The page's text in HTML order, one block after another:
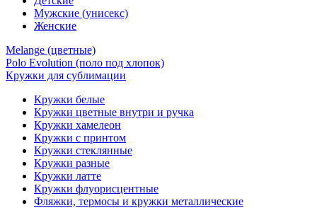
Мужские (унисекс)
Женские
Melange (цветные)
Polo Evolution (поло под хлопок)
Кружки для сублимации
Кружки белые
Кружки цветные внутри и ручка
Кружки хамелеон
Кружки c принтом
Кружки стеклянные
Кружки разные
Кружки латте
Кружки флуорисцентные
Фляжки, термосы и кружки металлические